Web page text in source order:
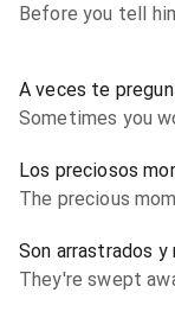
Before you tell
A veces te
Sometimes you
Los preciosos
The precious
Son arrastrados y
They're swept